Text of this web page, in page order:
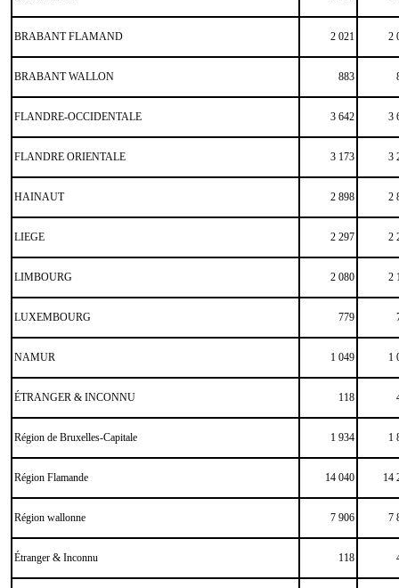
BRABANT FLAMAND 2 021 2
BRABANT WALLON 883
FLANDRE-OCCIDENTALE 3 642 3
FLANDRE ORIENTALE 3 173 3
HAINAUT 2 898 2
LIEGE 2 297 2
LIMBOURG 2 080 2
LUXEMBOURG 779
NAMUR 1 049 1
ÉTRANGER & INCONNU 118
Région de Bruxelles-Capitale 1 934 1
Région Flamande 14 040 14
Région wallonne 7 906 7
Étranger & Inconnu 118